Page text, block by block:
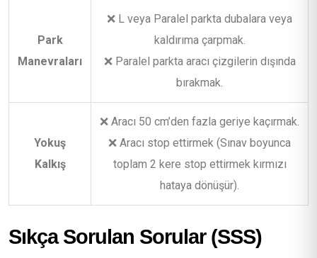
Park
Manevraları
❌ L veya Paralel parkta dubalara veya
kaldırıma çarpmak.
❌ Paralel parkta aracı çizgilerin dışında
bırakmak.
Yokuş
Kalkış
❌ Aracı 50 cm’den fazla geriye kaçırmak.
❌ Aracı stop ettirmek (Sınav boyunca
toplam 2 kere stop ettirmek kırmızı
hataya dönüşür).
Sıkça Sorulan Sorular (SSS)